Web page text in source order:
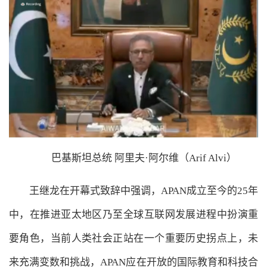
巴基斯坦总统 阿里夫·阿尔维（Arif Alvi）
王继龙在开幕式致辞中强调，APAN成立至今的25年
中，在推进亚太地区乃至全球互联网发展进程中扮演重
要角色，当前人类社会正站在一个重要历史拐点上，未
来充满变数和挑战，APAN应在开放的国际教育和科技合